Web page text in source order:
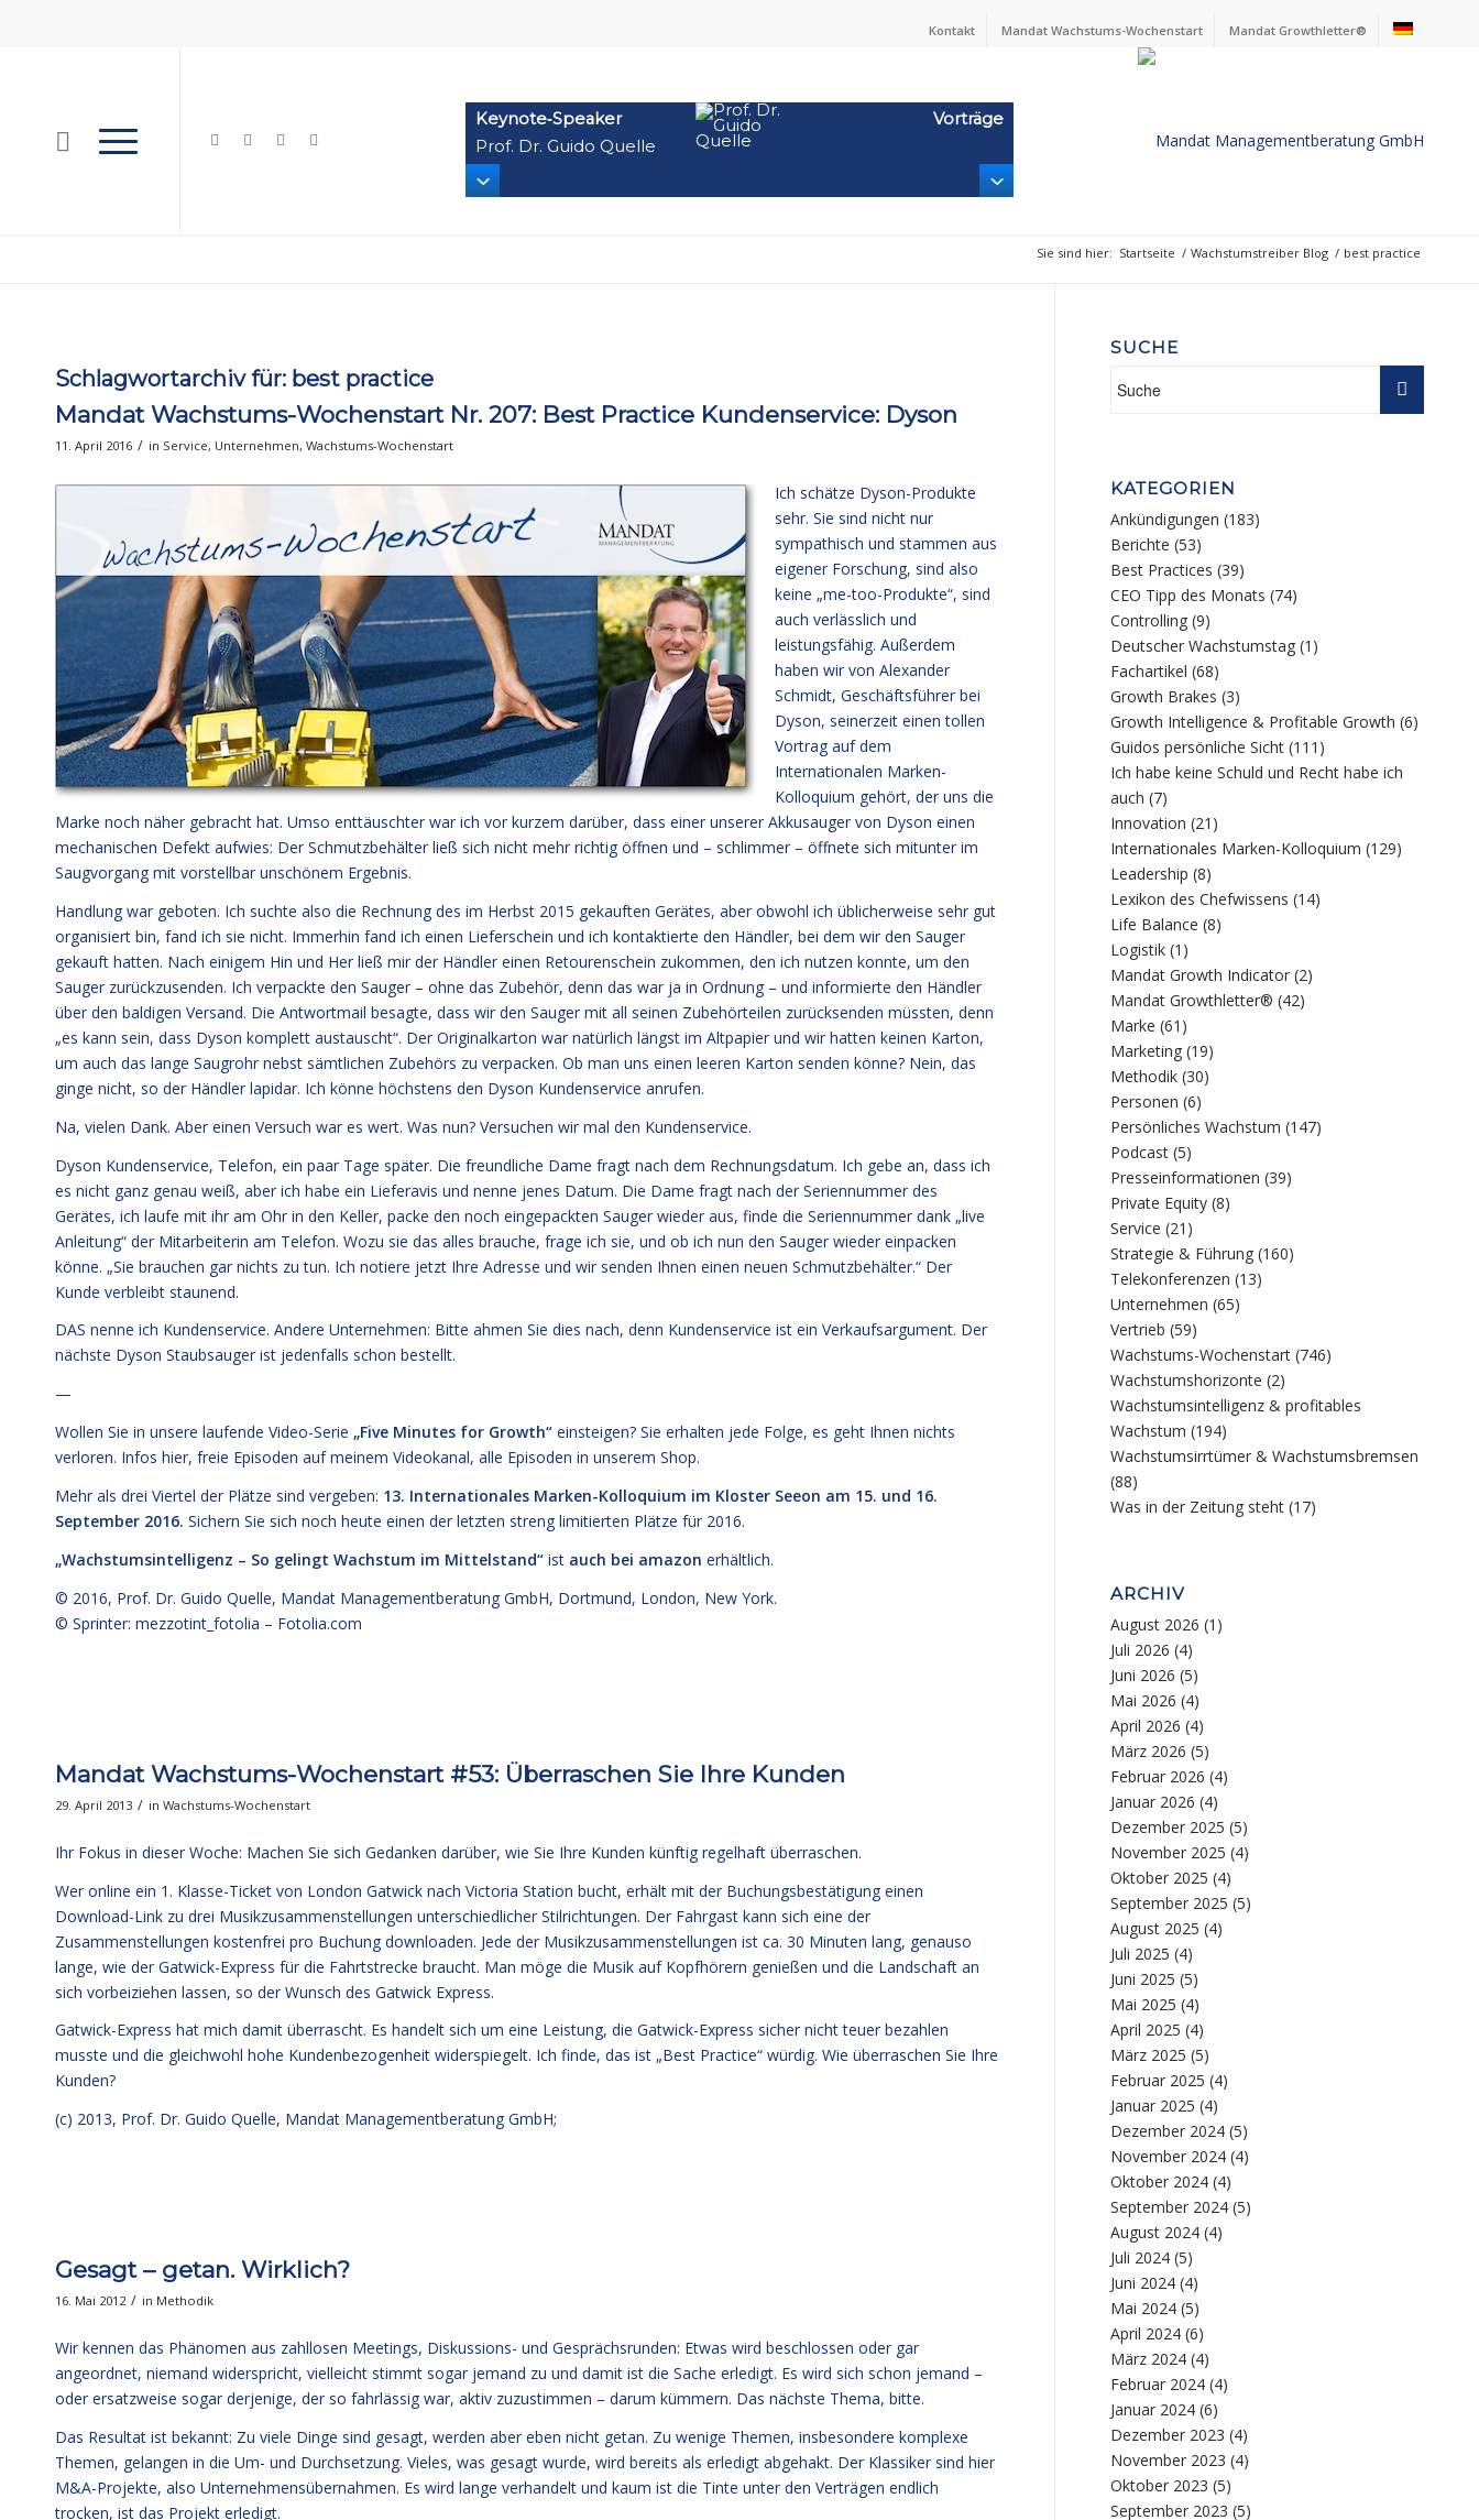
Kontakt Mandat Wachstums-Wochenstart Mandat Growthletter®
Keynote‑Speaker
Prof. Dr. Guido Quelle
Vorträge
Sie sind hier: Startseite / Wachstumstreiber Blog / best practice
Schlagwortarchiv für: best practice
Mandat Wachstums-Wochenstart Nr. 207: Best Practice Kundenservice: Dyson
11. April 2016 / in Service, Unternehmen, Wachstums-Wochenstart
Ich schätze Dyson-Produkte
sehr. Sie sind nicht nur
sympathisch und stammen aus
eigener Forschung, sind also
keine „me-too-Produkte“, sind
auch verlässlich und
leistungsfähig. Außerdem
haben wir von Alexander
Schmidt, Geschäftsführer bei
Dyson, seinerzeit einen tollen
Vortrag auf dem
Internationalen Marken-
Kolloquium gehört, der uns die
Marke noch näher gebracht hat. Umso enttäuschter war ich vor kurzem darüber, dass einer unserer Akkusauger von Dyson einen
mechanischen Defekt aufwies: Der Schmutzbehälter ließ sich nicht mehr richtig öffnen und – schlimmer – öffnete sich mitunter im
Saugvorgang mit vorstellbar unschönem Ergebnis.
Handlung war geboten. Ich suchte also die Rechnung des im Herbst 2015 gekauften Gerätes, aber obwohl ich üblicherweise sehr gut
organisiert bin, fand ich sie nicht. Immerhin fand ich einen Lieferschein und ich kontaktierte den Händler, bei dem wir den Sauger
gekauft hatten. Nach einigem Hin und Her ließ mir der Händler einen Retourenschein zukommen, den ich nutzen konnte, um den
Sauger zurückzusenden. Ich verpackte den Sauger – ohne das Zubehör, denn das war ja in Ordnung – und informierte den Händler
über den baldigen Versand. Die Antwortmail besagte, dass wir den Sauger mit all seinen Zubehörteilen zurücksenden müssten, denn
„es kann sein, dass Dyson komplett austauscht“. Der Originalkarton war natürlich längst im Altpapier und wir hatten keinen Karton,
um auch das lange Saugrohr nebst sämtlichen Zubehörs zu verpacken. Ob man uns einen leeren Karton senden könne? Nein, das
ginge nicht, so der Händler lapidar. Ich könne höchstens den Dyson Kundenservice anrufen.
Na, vielen Dank. Aber einen Versuch war es wert. Was nun? Versuchen wir mal den Kundenservice.
Dyson Kundenservice, Telefon, ein paar Tage später. Die freundliche Dame fragt nach dem Rechnungsdatum. Ich gebe an, dass ich
es nicht ganz genau weiß, aber ich habe ein Lieferavis und nenne jenes Datum. Die Dame fragt nach der Seriennummer des
Gerätes, ich laufe mit ihr am Ohr in den Keller, packe den noch eingepackten Sauger wieder aus, finde die Seriennummer dank „live
Anleitung“ der Mitarbeiterin am Telefon. Wozu sie das alles brauche, frage ich sie, und ob ich nun den Sauger wieder einpacken
könne. „Sie brauchen gar nichts zu tun. Ich notiere jetzt Ihre Adresse und wir senden Ihnen einen neuen Schmutzbehälter.“ Der
Kunde verbleibt staunend.
DAS nenne ich Kundenservice. Andere Unternehmen: Bitte ahmen Sie dies nach, denn Kundenservice ist ein Verkaufsargument. Der
nächste Dyson Staubsauger ist jedenfalls schon bestellt.
—
Wollen Sie in unsere laufende Video-Serie „Five Minutes for Growth“ einsteigen? Sie erhalten jede Folge, es geht Ihnen nichts
verloren. Infos hier, freie Episoden auf meinem Videokanal, alle Episoden in unserem Shop.
Mehr als drei Viertel der Plätze sind vergeben: 13. Internationales Marken-Kolloquium im Kloster Seeon am 15. und 16.
September 2016. Sichern Sie sich noch heute einen der letzten streng limitierten Plätze für 2016.
„Wachstumsintelligenz – So gelingt Wachstum im Mittelstand“ ist auch bei amazon erhältlich.
© 2016, Prof. Dr. Guido Quelle, Mandat Managementberatung GmbH, Dortmund, London, New York.
© Sprinter: mezzotint_fotolia – Fotolia.com
Mandat Wachstums-Wochenstart #53: Überraschen Sie Ihre Kunden
29. April 2013 / in Wachstums-Wochenstart
Ihr Fokus in dieser Woche: Machen Sie sich Gedanken darüber, wie Sie Ihre Kunden künftig regelhaft überraschen.
Wer online ein 1. Klasse-Ticket von London Gatwick nach Victoria Station bucht, erhält mit der Buchungsbestätigung einen
Download-Link zu drei Musikzusammenstellungen unterschiedlicher Stilrichtungen. Der Fahrgast kann sich eine der
Zusammenstellungen kostenfrei pro Buchung downloaden. Jede der Musikzusammenstellungen ist ca. 30 Minuten lang, genauso
lange, wie der Gatwick-Express für die Fahrtstrecke braucht. Man möge die Musik auf Kopfhörern genießen und die Landschaft an
sich vorbeiziehen lassen, so der Wunsch des Gatwick Express.
Gatwick-Express hat mich damit überrascht. Es handelt sich um eine Leistung, die Gatwick-Express sicher nicht teuer bezahlen
musste und die gleichwohl hohe Kundenbezogenheit widerspiegelt. Ich finde, das ist „Best Practice“ würdig. Wie überraschen Sie Ihre
Kunden?
(c) 2013, Prof. Dr. Guido Quelle, Mandat Managementberatung GmbH;
Gesagt – getan. Wirklich?
16. Mai 2012 / in Methodik
Wir kennen das Phänomen aus zahllosen Meetings, Diskussions- und Gesprächsrunden: Etwas wird beschlossen oder gar
angeordnet, niemand widerspricht, vielleicht stimmt sogar jemand zu und damit ist die Sache erledigt. Es wird sich schon jemand –
oder ersatzweise sogar derjenige, der so fahrlässig war, aktiv zuzustimmen – darum kümmern. Das nächste Thema, bitte.
Das Resultat ist bekannt: Zu viele Dinge sind gesagt, werden aber eben nicht getan. Zu wenige Themen, insbesondere komplexe
Themen, gelangen in die Um- und Durchsetzung. Vieles, was gesagt wurde, wird bereits als erledigt abgehakt. Der Klassiker sind hier
M&A-Projekte, also Unternehmensübernahmen. Es wird lange verhandelt und kaum ist die Tinte unter den Verträgen endlich
trocken, ist das Projekt erledigt.
SUCHE
KATEGORIEN
Ankündigungen (183)
Berichte (53)
Best Practices (39)
CEO Tipp des Monats (74)
Controlling (9)
Deutscher Wachstumstag (1)
Fachartikel (68)
Growth Brakes (3)
Growth Intelligence & Profitable Growth (6)
Guidos persönliche Sicht (111)
Ich habe keine Schuld und Recht habe ich
auch (7)
Innovation (21)
Internationales Marken-Kolloquium (129)
Leadership (8)
Lexikon des Chefwissens (14)
Life Balance (8)
Logistik (1)
Mandat Growth Indicator (2)
Mandat Growthletter® (42)
Marke (61)
Marketing (19)
Methodik (30)
Personen (6)
Persönliches Wachstum (147)
Podcast (5)
Presseinformationen (39)
Private Equity (8)
Service (21)
Strategie & Führung (160)
Telekonferenzen (13)
Unternehmen (65)
Vertrieb (59)
Wachstums-Wochenstart (746)
Wachstumshorizonte (2)
Wachstumsintelligenz & profitables
Wachstum (194)
Wachstumsirrtümer & Wachstumsbremsen
(88)
Was in der Zeitung steht (17)
ARCHIV
August 2026 (1)
Juli 2026 (4)
Juni 2026 (5)
Mai 2026 (4)
April 2026 (4)
März 2026 (5)
Februar 2026 (4)
Januar 2026 (4)
Dezember 2025 (5)
November 2025 (4)
Oktober 2025 (4)
September 2025 (5)
August 2025 (4)
Juli 2025 (4)
Juni 2025 (5)
Mai 2025 (4)
April 2025 (4)
März 2025 (5)
Februar 2025 (4)
Januar 2025 (4)
Dezember 2024 (5)
November 2024 (4)
Oktober 2024 (4)
September 2024 (5)
August 2024 (4)
Juli 2024 (5)
Juni 2024 (4)
Mai 2024 (5)
April 2024 (6)
März 2024 (4)
Februar 2024 (4)
Januar 2024 (6)
Dezember 2023 (4)
November 2023 (4)
Oktober 2023 (5)
September 2023 (5)